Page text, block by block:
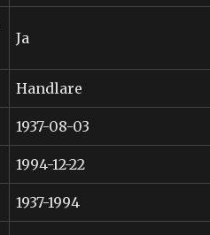
Ja
Handlare
1937-08-03
1994-12-22
1937-1994